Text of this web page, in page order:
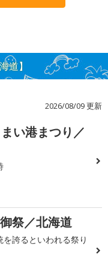
道】
2026/08/09 更新
い港まつり／
祭／北海道
誇るといわれる祭り